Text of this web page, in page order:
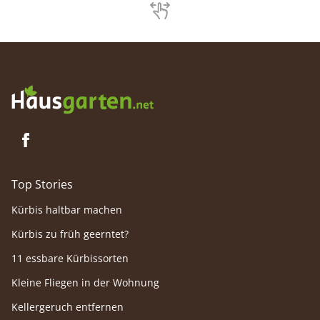
Top Stories
Kürbis haltbar machen
Kürbis zu früh geerntet?
11 essbare Kürbissorten
Kleine Fliegen in der Wohnung
Kellergeruch entfernen